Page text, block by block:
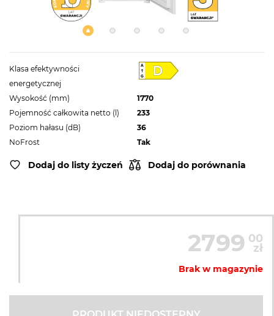
Klasa efektywności
energetycznej
Wysokość (mm)
1770
Pojemność całkowita netto (l)
233
Poziom hałasu (dB)
36
NoFrost
Tak
Dodaj do listy życzeń Dodaj do porównania
2799 00
zł
Brak w magazynie